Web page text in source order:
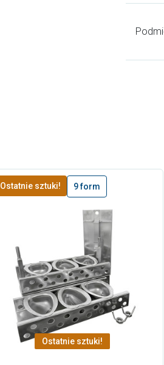
Ostatnie sztuki! 9 form
Ostatnie sztuki!